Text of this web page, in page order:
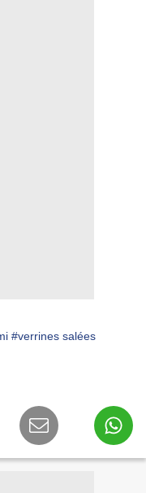
#verrines salées